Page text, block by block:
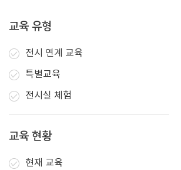
교육 유형
전시 연계 교육
특별교육
전시실 체험
교육 현황
현재 교육